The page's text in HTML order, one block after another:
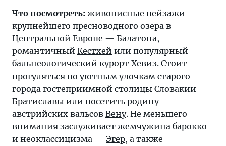
Что посмотреть: живописные пейзажи
крупнейшего пресноводного озера в
Центральной Европе — Балатона,
романтичный Кестхей или популярный
бальнеологический курорт Хевиз. Стоит
прогуляться по уютным улочкам старого
города гостеприимной столицы Словакии —
Братиславы или посетить родину
австрийских вальсов Вену. Не меньшего
внимания заслуживает жемчужина барокко
и неоклассицизма — Эгер, а также